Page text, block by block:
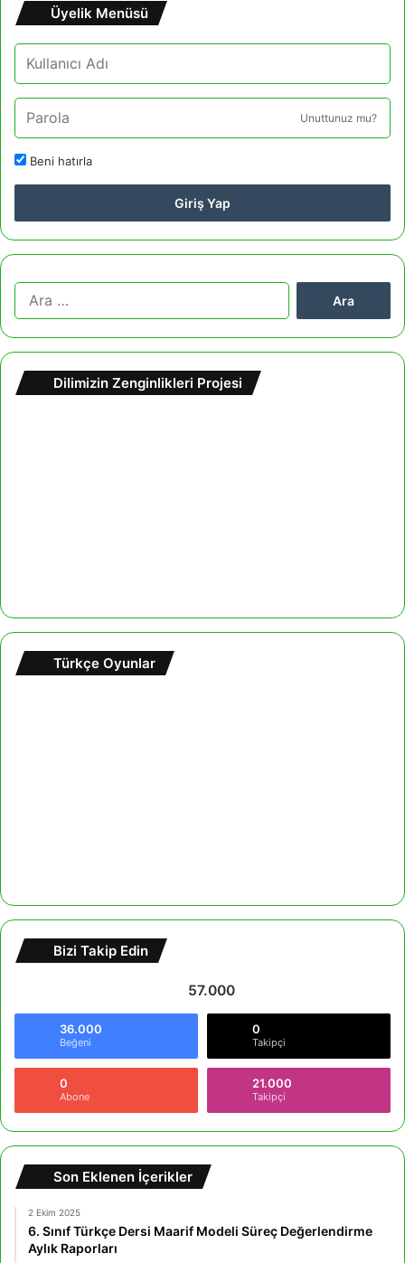
Üyelik Menüsü
Unuttunuz mu?
Beni hatırla
Giriş Yap
m
Dilimizin Zenginlikleri Projesi
Türkçe Oyunlar
Bizi Takip Edin
57.000
36.000
Beğeni
0
Takipçi
0
Abone
21.000
Takipçi
Son Eklenen İçerikler
2 Ekim 2025
6. Sınıf Türkçe Dersi Maarif Modeli Süreç Değerlendirme
Aylık Raporları